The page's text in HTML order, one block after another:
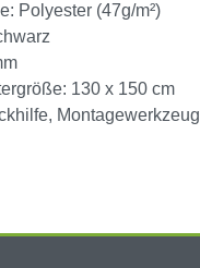
Polyester (47g/m²)
130 x 150 cm
Montagewerkzeug